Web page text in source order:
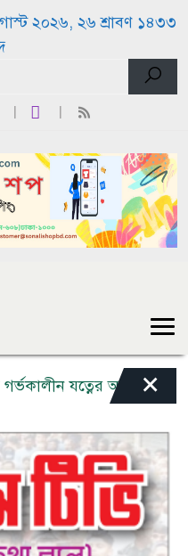
২০২৬, ২৬ শ্রাবণ ১৪৩৩
যত্নের আহ্বান, সম্মাননা
×